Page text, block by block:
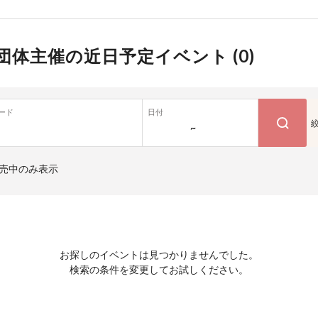
体主催の近日予定イベント (0)
ド 日付
~
中のみ表示
お探しのイベントは見つかりませんでした。
検索の条件を変更してお試しください。